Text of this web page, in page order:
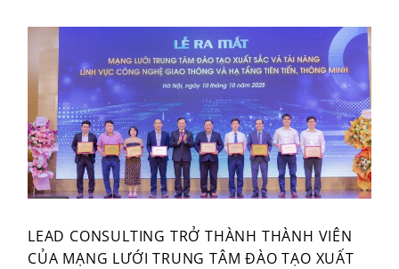
LEAD CONSULTING TRỞ THÀNH THÀNH VIÊN
CỦA MẠNG LƯỚI TRUNG TÂM ĐÀO TẠO XUẤT